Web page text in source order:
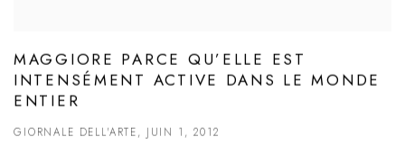
MAGGIORE PARCE QU’ELLE EST
INTENSÉMENT ACTIVE DANS LE MONDE
ENTIER
GIORNALE DELL'ARTE, JUIN 1, 2012